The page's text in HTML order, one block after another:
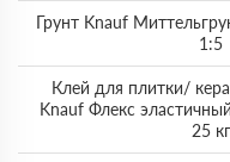
Грунт Knauf
1:5
Клей для плитки/
Knauf Флекс
25 кг